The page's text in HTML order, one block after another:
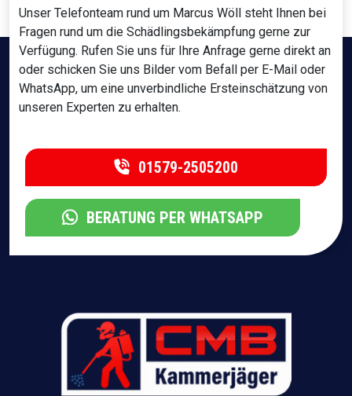
Unser Telefonteam rund um Marcus Wöll steht Ihnen bei
Fragen rund um die Schädlingsbekämpfung gerne zur
Verfügung. Rufen Sie uns für Ihre Anfrage gerne direkt an
oder schicken Sie uns Bilder vom Befall per E-Mail oder
WhatsApp, um eine unverbindliche Ersteinschätzung von
unseren Experten zu erhalten.
01579-2505200
BERATUNG PER WHATSAPP